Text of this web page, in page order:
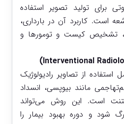
برای تولید تصویر استفاده
است. کاربرد آن در بارداری،
تشخیص کیست و تومورها و
استفاده از تصاویر رادیولوژیک
مانند بیوپسی، انسداد
است. این روش می‌تواند
شود و دوره بهبود بیمار را